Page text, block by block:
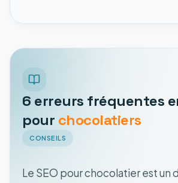
6 erreurs fréquentes
pour chocolatiers
CONSEILS
Le SEO pour chocolatier est un